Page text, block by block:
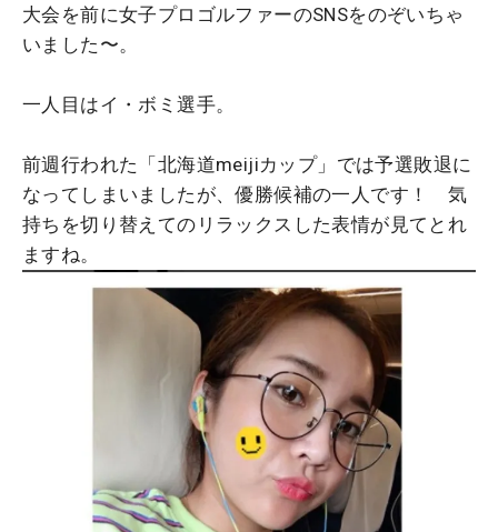
大会を前に女子プロゴルファーのSNSをのぞいちゃ
いました〜。
一人目はイ・ボミ選手。
前週行われた「北海道meijiカップ」では予選敗退に
なってしまいましたが、優勝候補の一人です！ 気
持ちを切り替えてのリラックスした表情が見てとれ
ますね。